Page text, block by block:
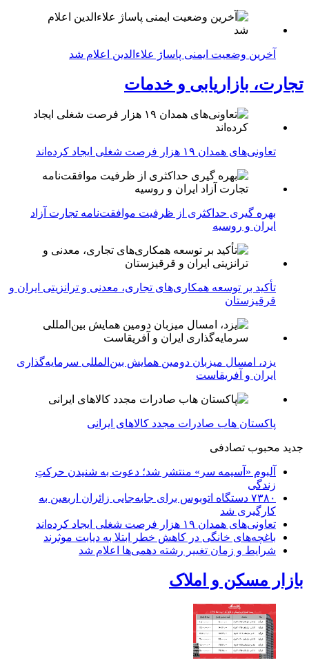
آخرین وضعیت ایمنی پاساژ علاءالدین اعلام شد
تجارت، بازاریابی و خدمات
تعاونی‌های همدان ۱۹ هزار فرصت شغلی ایجاد کرده‌اند
بهره گیری حداکثری از ظرفیت موافقت‌نامه تجارت آزاد
ایران و روسیه
تأکید بر توسعه همکاری‌های تجاری، معدنی و ترانزیتی ایران و
قرقیزستان
یزد، امسال میزبان دومین همایش بین‌المللی سرمایه‌گذاری
ایران و آفریقاست
پاکستان هاب صادرات مجدد کالاهای ایرانی
جدید محبوب تصادفی
آلبوم «آسیمه سر» منتشر شد؛ دعوت به شنیدن حرکتِ
زندگی
۷۳۸۰ دستگاه اتوبوس برای جابه‌جایی زائران اربعین به‌
کارگیری شد
تعاونی‌های همدان ۱۹ هزار فرصت شغلی ایجاد کرده‌اند
باغچه‌های خانگی در کاهش خطر ابتلا به دیابت موثرند
شرایط و زمان تغییر رشته دهمی‌ها اعلام شد
بازار مسکن و املاک